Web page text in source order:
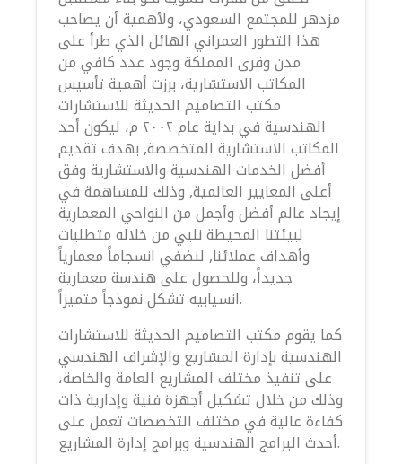
مزدهر للمجتمع السعودي، ولأهمية أن يصاحب
هذا التطور العمراني الهائل الذي طرأ على
مدن وقرى المملكة وجود عدد كافي من
المكاتب الاستشارية، برزت أهمية تأسيس
مكتب التصاميم الحديثة للاستشارات
الهندسية في بداية عام ٢٠٠٢ م، ليكون أحد
المكاتب الاستشارية المتخصصة, بهدف تقديم
أفضل الخدمات الهندسية والاستشارية وفق
أعلى المعايير العالمية, وذلك للمساهمة في
إيجاد عالم أفضل وأجمل من النواحي المعمارية
لبيئتنا المحيطة نلبي من خلاله متطلبات
وأهداف عملائنا, لنضفي انسجاماً معمارياً
جديداً، وللحصول على هندسة معمارية
انسيابيه تشكل نموذجاً متميزاً.
كما يقوم مكتب التصاميم الحديثة للاستشارات
الهندسية بإدارة المشاريع والإشراف الهندسي
على تنفيذ مختلف المشاريع العامة والخاصة،
وذلك من خلال تشكيل أجهزة فنية وإدارية ذات
كفاءة عالية في مختلف التخصصات تعمل على
أحدث البرامج الهندسية وبرامج إدارة المشاريع.